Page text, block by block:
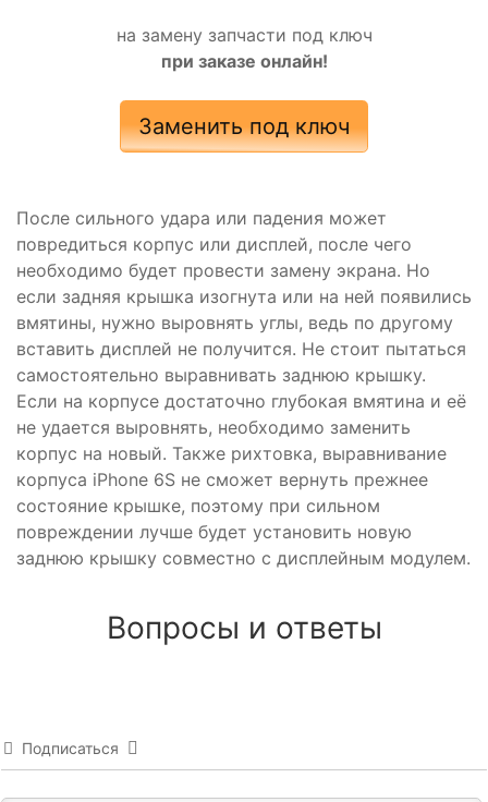
на замену запчасти под ключ
при заказе онлайн!
Заменить под ключ
После сильного удара или падения может
повредиться корпус или дисплей, после чего
необходимо будет провести замену экрана. Но
если задняя крышка изогнута или на ней появились
вмятины, нужно выровнять углы, ведь по другому
вставить дисплей не получится. Не стоит пытаться
самостоятельно выравнивать заднюю крышку.
Если на корпусе достаточно глубокая вмятина и её
не удается выровнять, необходимо заменить
корпус на новый. Также рихтовка, выравнивание
корпуса iPhone 6S не сможет вернуть прежнее
состояние крышке, поэтому при сильном
повреждении лучше будет установить новую
заднюю крышку совместно с дисплейным модулем.
Вопросы и ответы
Подписаться